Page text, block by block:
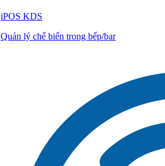
iPOS KDS
Quản lý chế biến trong bếp/bar